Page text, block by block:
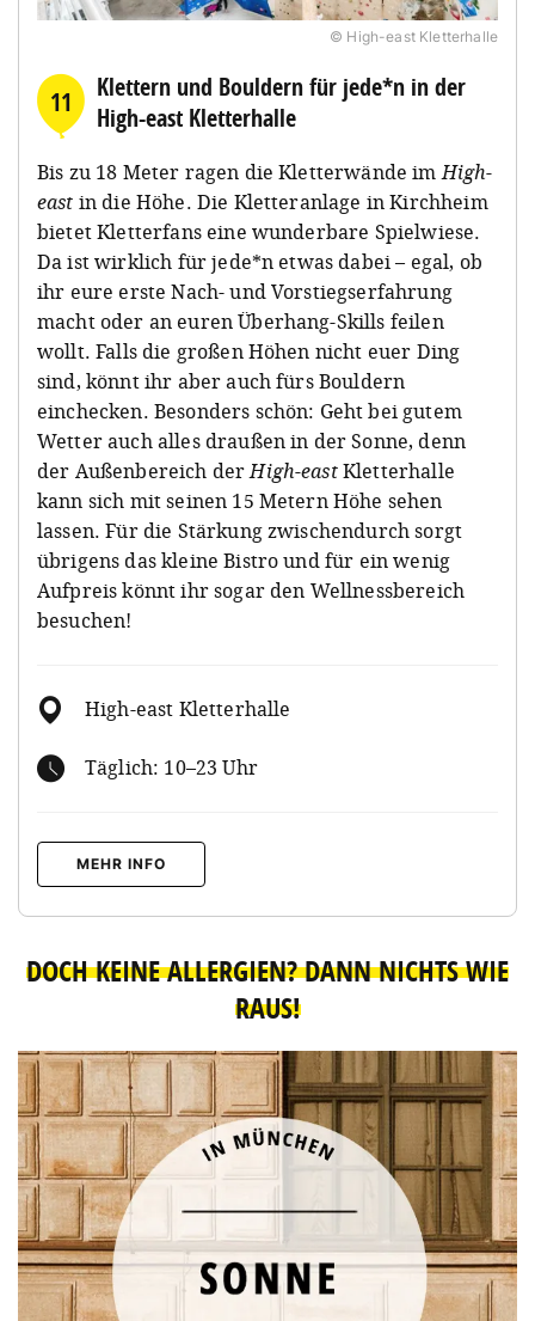
© High-east Kletterhalle
11
Klettern und Bouldern für jede*n in der
High-east Kletterhalle
Bis zu 18 Meter ragen die Kletterwände imHigh-
east in die Höhe. Die Kletteranlage in Kirchheim
bietet Kletterfans eine wunderbare Spielwiese.
Da ist wirklich für jede*n etwas dabei – egal, ob
ihr eure erste Nach- und Vorstiegserfahrung
macht oder an euren Überhang-Skills feilen
wollt. Falls die großen Höhen nicht euer Ding
sind, könnt ihr aber auch fürs Bouldern
einchecken. Besonders schön: Geht bei gutem
Wetter auch alles draußen in der Sonne, denn
der Außenbereich derHigh-eastKletterhalle
kann sich mit seinen 15 Metern Höhe sehen
lassen. Für die Stärkung zwischendurch sorgt
übrigens das kleine Bistro und für ein wenig
Aufpreis könnt ihr sogar den Wellnessbereich
besuchen!
High-east Kletterhalle
Täglich: 10–23 Uhr
MEHR INFO
DOCH KEINE ALLERGIEN? DANN NICHTS WIE
RAUS!